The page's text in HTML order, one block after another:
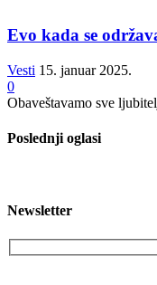
Evo kada se
Vesti 15. januar 2025.
0
Obaveštavamo sve
Poslednji oglasi
Newsletter